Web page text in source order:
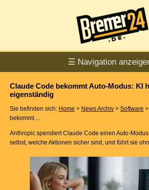
☰ Navigation
Claude Code bekommt Auto-Modus: KI
eigenständig
Sie befinden sich: Home > News Archiv > Software
bekommt ...
Anthropic spendiert Claude Code einen Auto-
selbst, welche Aktionen sicher sind, und führt sie